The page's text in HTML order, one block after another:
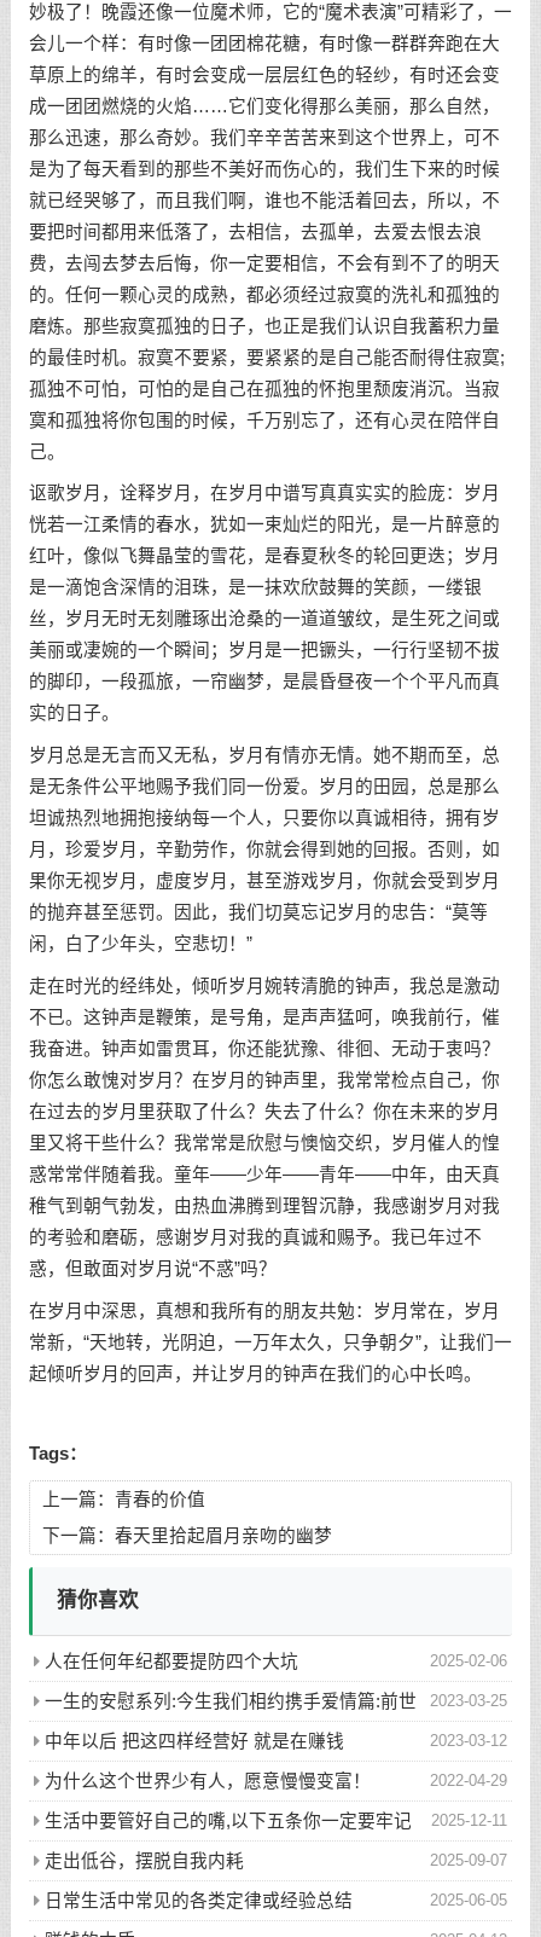
妙极了！晚霞还像一位魔术师，它的“魔术表演”可精彩了，一
会儿一个样：有时像一团团棉花糖，有时像一群群奔跑在大
草原上的绵羊，有时会变成一层层红色的轻纱，有时还会变
成一团团燃烧的火焰……它们变化得那么美丽，那么自然，
那么迅速，那么奇妙。我们辛辛苦苦来到这个世界上，可不
是为了每天看到的那些不美好而伤心的，我们生下来的时候
就已经哭够了，而且我们啊，谁也不能活着回去，所以，不
要把时间都用来低落了，去相信，去孤单，去爱去恨去浪
费，去闯去梦去后悔，你一定要相信，不会有到不了的明天
的。任何一颗心灵的成熟，都必须经过寂寞的洗礼和孤独的
磨炼。那些寂寞孤独的日子，也正是我们认识自我蓄积力量
的最佳时机。寂寞不要紧，要紧紧的是自己能否耐得住寂寞;
孤独不可怕，可怕的是自己在孤独的怀抱里颓废消沉。当寂
寞和孤独将你包围的时候，千万别忘了，还有心灵在陪伴自
己。
讴歌岁月，诠释岁月，在岁月中谱写真真实实的脸庞：岁月
恍若一江柔情的春水，犹如一束灿烂的阳光，是一片醉意的
红叶，像似飞舞晶莹的雪花，是春夏秋冬的轮回更迭；岁月
是一滴饱含深情的泪珠，是一抹欢欣鼓舞的笑颜，一缕银
丝，岁月无时无刻雕琢出沧桑的一道道皱纹，是生死之间或
美丽或凄婉的一个瞬间；岁月是一把镢头，一行行坚韧不拔
的脚印，一段孤旅，一帘幽梦，是晨昏昼夜一个个平凡而真
实的日子。
岁月总是无言而又无私，岁月有情亦无情。她不期而至，总
是无条件公平地赐予我们同一份爱。岁月的田园，总是那么
坦诚热烈地拥抱接纳每一个人，只要你以真诚相待，拥有岁
月，珍爱岁月，辛勤劳作，你就会得到她的回报。否则，如
果你无视岁月，虚度岁月，甚至游戏岁月，你就会受到岁月
的抛弃甚至惩罚。因此，我们切莫忘记岁月的忠告：“莫等
闲，白了少年头，空悲切！”
走在时光的经纬处，倾听岁月婉转清脆的钟声，我总是激动
不已。这钟声是鞭策，是号角，是声声猛呵，唤我前行，催
我奋进。钟声如雷贯耳，你还能犹豫、徘徊、无动于衷吗？
你怎么敢愧对岁月？在岁月的钟声里，我常常检点自己，你
在过去的岁月里获取了什么？失去了什么？你在未来的岁月
里又将干些什么？我常常是欣慰与懊恼交织，岁月催人的惶
惑常常伴随着我。童年——少年——青年——中年，由天真
稚气到朝气勃发，由热血沸腾到理智沉静，我感谢岁月对我
的考验和磨砺，感谢岁月对我的真诚和赐予。我已年过不
惑，但敢面对岁月说“不惑”吗？
在岁月中深思，真想和我所有的朋友共勉：岁月常在，岁月
常新，“天地转，光阴迫，一万年太久，只争朝夕”，让我们一
起倾听岁月的回声，并让岁月的钟声在我们的心中长鸣。
Tags：
上一篇： 青春的价值
下一篇： 春天里拾起眉月亲吻的幽梦
猜你喜欢
2025-02-06
人在任何年纪都要提防四个大坑
2023-03-25
一生的安慰系列:今生我们相约携手爱情篇:前世
五百次的回眸才换来今生的相遇
2023-03-12
中年以后 把这四样经营好 就是在赚钱
2022-04-29
为什么这个世界少有人，愿意慢慢变富！
2025-12-11
生活中要管好自己的嘴,以下五条你一定要牢记
2025-09-07
走出低谷，摆脱自我内耗
2025-06-05
日常生活中常见的各类定律或经验总结